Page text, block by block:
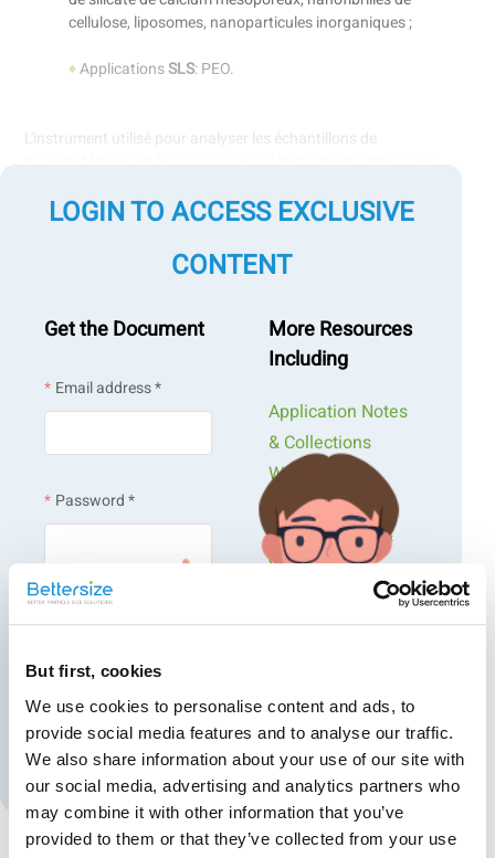
But first, cookies
We use cookies to personalise content and ads, to
provide social media features and to analyse our traffic.
We also share information about your use of our site with
our social media, advertising and analytics partners who
may combine it with other information that you’ve
provided to them or that they’ve collected from your use
cellulose, liposomes, nanoparticules inorganiques ;
♦ApplicationsSLS: PEO.
L'instrument utilisé pour analyser les échantillons de
Series, associé à l'autotitrateur BAT-1 pour le titrage du pH en
Pourquoi choisir la série BeNano ?
Diffusion dynamique de la lumière pour la taille des
particules
Diffusion électrophorétique de la lumière pour le potentiel
Diffusion statique de la lumière pour le poids moléculaire
Microrhéologie DLS pour les propriétés rhéologiques
LOGIN TO ACCESS EXCLUSIVE
CONTENT
Get the Document
Email address *
Password *
Forgot password?
Create an account
More Resources
Including
Application Notes
& Collections
Webinars &
Workshops
Presentations &
Videos
Newsletters